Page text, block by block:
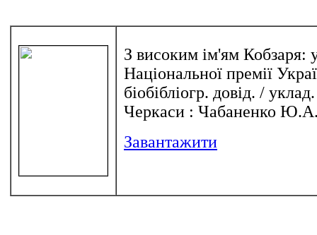
З високим ім'ям Кобзаря:
Національної премії
біобібліогр. довід. /
Черкаси : Чабаненко
Завантажити